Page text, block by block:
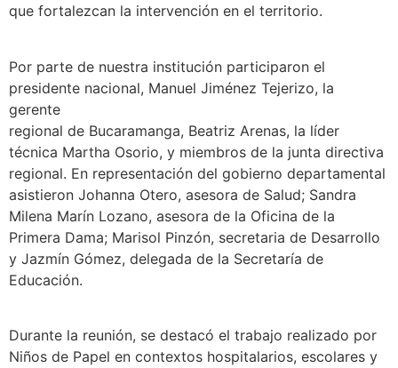
que fortalezcan la intervención en el territorio.
Por parte de nuestra institución participaron el
presidente nacional, Manuel Jiménez Tejerizo, la
gerente
regional de Bucaramanga, Beatriz Arenas, la líder
técnica Martha Osorio, y miembros de la junta directiva
regional. En representación del gobierno departamental
asistieron Johanna Otero, asesora de Salud; Sandra
Milena Marín Lozano, asesora de la Oficina de la
Primera Dama; Marisol Pinzón, secretaria de Desarrollo
y Jazmín Gómez, delegada de la Secretaría de
Educación.
Durante la reunión, se destacó el trabajo realizado por
Niños de Papel en contextos hospitalarios, escolares y